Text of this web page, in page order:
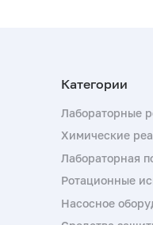
Лабораторные
Химические
Лабораторная
Ротационные
Насосное